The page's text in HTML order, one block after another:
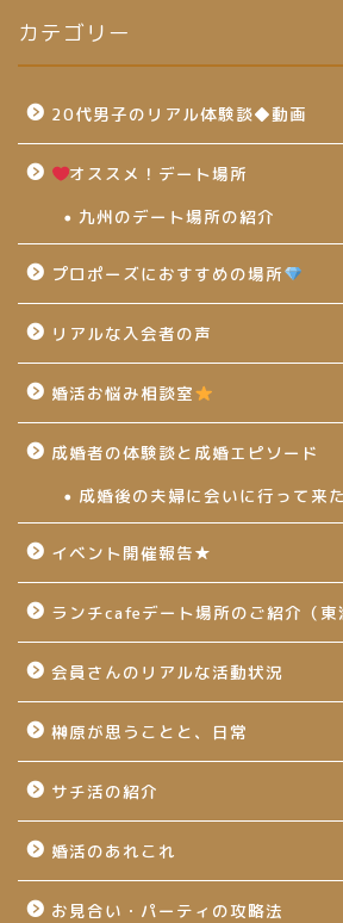
カテゴリー
20代男子のリアル体験談◆動画
オススメ！デート場所
九州のデート場所の紹介
プロポーズにおすすめの場所
リアルな入会者の声
婚活お悩み相談室
成婚者の体験談と成婚エピソード
成婚後の夫婦に会いに行って来た
イベント開催報告★
ランチcafeデート場所のご紹介（東
会員さんのリアルな活動状況
榊原が思うことと、日常
サチ活の紹介
婚活のあれこれ
お見合い・パーティの攻略法